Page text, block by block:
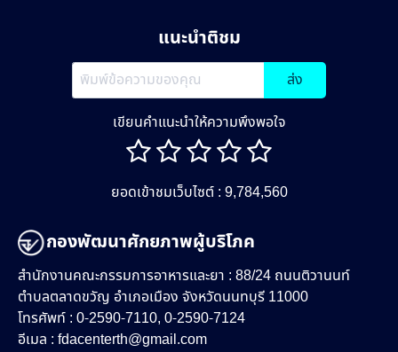
แนะนำติชม
ส่ง
เขียนคำแนะนำให้ความพึงพอใจ
ยอดเข้าชมเว็บไซต์ : 9,784,560
กองพัฒนาศักยภาพผู้บริโภค
สำนักงานคณะกรรมการอาหารและยา : 88/24 ถนนติวานนท์
ตำบลตลาดขวัญ อำเภอเมือง จังหวัดนนทบุรี 11000
โทรศัพท์ : 0-2590-7110, 0-2590-7124
อีเมล : fdacenterth@gmail.com